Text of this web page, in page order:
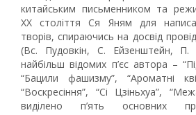
китайським письменником та
ХХ століття Ся Яням для
творів, спираючись на досвід
(Вс. Пудовкін, С. Ейзенштейн, П.
найбільш відомих п’єс автора –
“Бацили фашизму”, “Ароматні
“Воскресіння”, “Сі Цзіньхуа”,
виділено п’ять основних